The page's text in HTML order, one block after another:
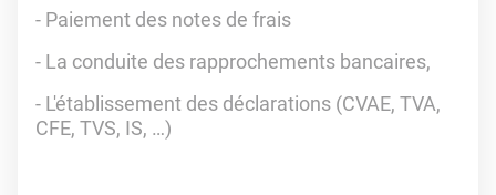
- Paiement des notes de frais
- La conduite des rapprochements bancaires,
- L'établissement des déclarations (CVAE, TVA,
CFE, TVS, IS, …)